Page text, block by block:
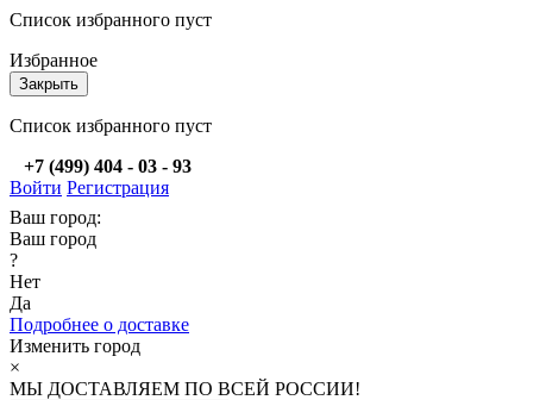
Список избранного пуст
Избранное
Закрыть
Список избранного пуст
+7 (499) 404 - 03 - 93
Войти Регистрация
Ваш город:
Ваш город
?
Нет
Да
Подробнее о доставке
Изменить город
×
МЫ ДОСТАВЛЯЕМ ПО ВСЕЙ РОССИИ!